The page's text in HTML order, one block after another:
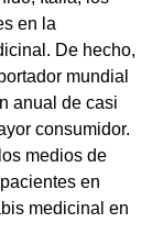
en la
De hecho,
mundial
anual de casi
consumidor.
medios de
en
medicinal en